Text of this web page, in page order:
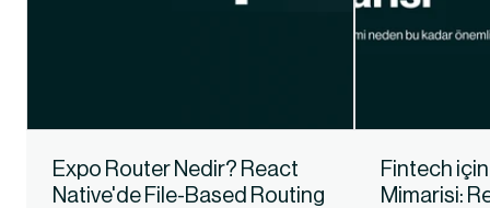
Expo Router Nedir? React
Native'de File-Based Routing
Fintech
Mimarisi: